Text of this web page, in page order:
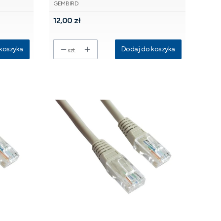
GEMBIRD
Cena
12,00 zł
szt. Dodaj do koszyka